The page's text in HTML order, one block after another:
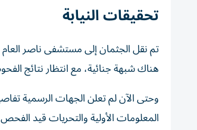
تحقيقات النيابة
تم نقل الجثمان إلى مستشفى ناصر
هناك شبهة جنائية، مع انتظار نتائج
وحتى الآن لم تعلن الجهات الرسمية
المعلومات الأولية والتحريات قيد